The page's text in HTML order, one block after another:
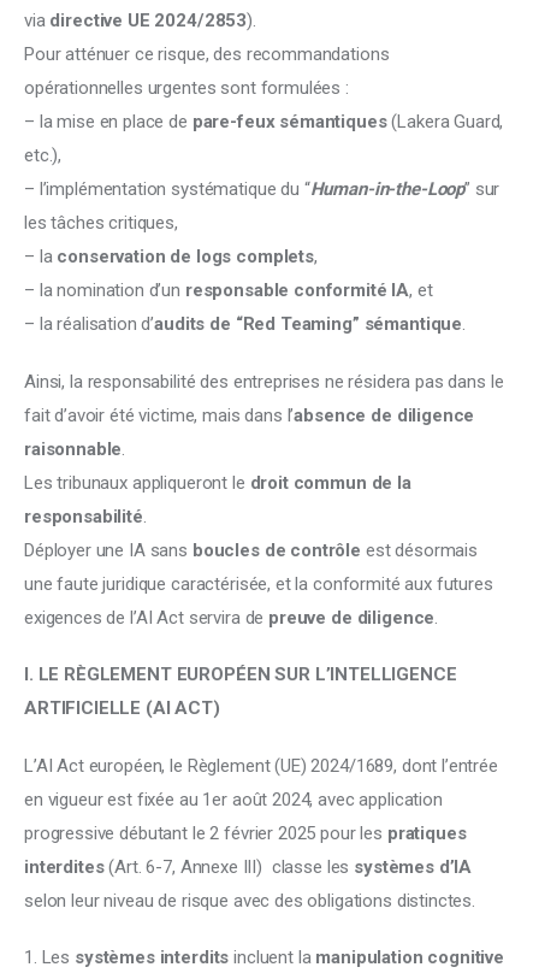
via directive UE 2024/2853).
Pour atténuer ce risque, des recommandations
opérationnelles urgentes sont formulées :
– la mise en place de pare-feux sémantiques (Lakera Guard,
etc.),
– l’implémentation systématique du “Human-in-the-Loop” sur
les tâches critiques,
– la conservation de logs complets,
– la nomination d’un responsable conformité IA, et
– la réalisation d’audits de “Red Teaming” sémantique.
Ainsi, la responsabilité des entreprises ne résidera pas dans le
fait d’avoir été victime, mais dans l’absence de diligence
raisonnable.
Les tribunaux appliqueront le droit commun de la
responsabilité.
Déployer une IA sans boucles de contrôle est désormais
une faute juridique caractérisée, et la conformité aux futures
exigences de l’AI Act servira de preuve de diligence.
I. LE RÈGLEMENT EUROPÉEN SUR L’INTELLIGENCE
ARTIFICIELLE (AI ACT)
L’AI Act européen, le Règlement (UE) 2024/1689, dont l’entrée
en vigueur est fixée au 1er août 2024, avec application
progressive débutant le 2 février 2025 pour les pratiques
interdites (Art. 6-7, Annexe III)  classe les systèmes d’IA
selon leur niveau de risque avec des obligations distinctes.
1. Les systèmes interdits incluent la manipulation cognitive